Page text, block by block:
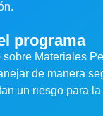
programa
sobre Materiales
de manera
un riesgo para